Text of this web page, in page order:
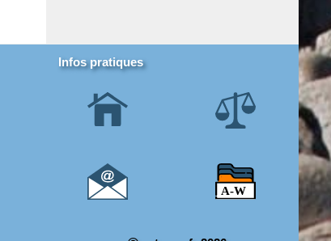
Infos pratiques